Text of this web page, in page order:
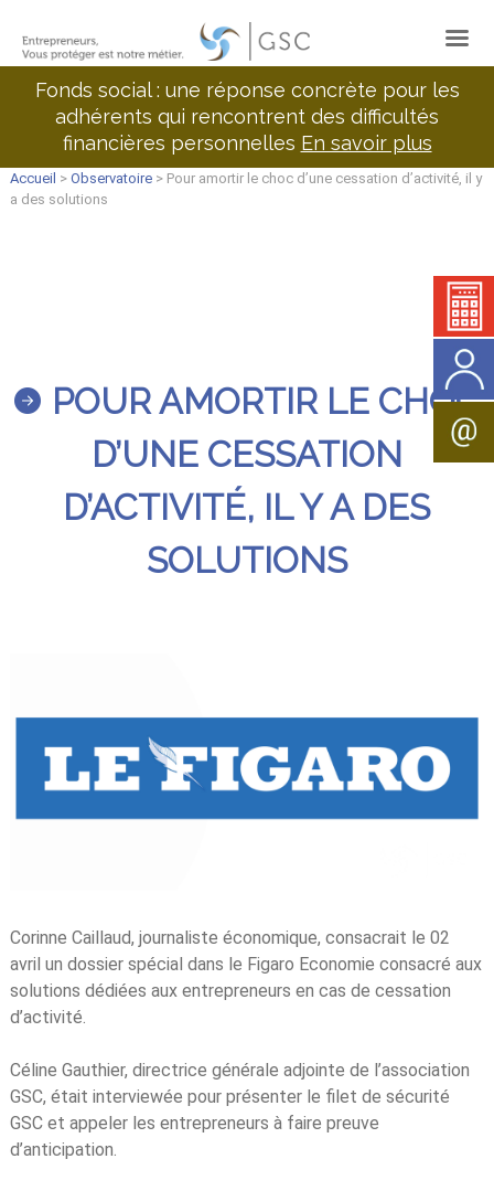
Fonds social : une réponse concrète pour les
adhérents qui rencontrent des difficultés
financières personnelles En savoir plus
Accueil > Observatoire> Pour amortir le choc d’une cessation d’activité, il y
a des solutions
POUR AMORTIR LE CHOC
D’UNE CESSATION
D’ACTIVITÉ, IL Y A DES
SOLUTIONS
Corinne Caillaud, journaliste économique, consacrait le 02
avril un dossier spécial dans le Figaro Economie consacré aux
solutions dédiées aux entrepreneurs en cas de cessation
d’activité.
Céline Gauthier, directrice générale adjointe de l’association
GSC, était interviewée pour présenter le filet de sécurité
GSC et appeler les entrepreneurs à faire preuve
d’anticipation.